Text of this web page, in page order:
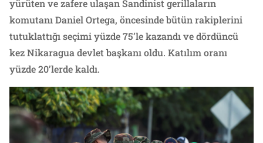
yürüten ve zafere ulaşan Sandinist gerillaların
komutanı Daniel Ortega, öncesinde bütün rakiplerini
tutuklattığı seçimi yüzde 75’le kazandı ve dördüncü
kez Nikaragua devlet başkanı oldu. Katılım oranı
yüzde 20’lerde kaldı.